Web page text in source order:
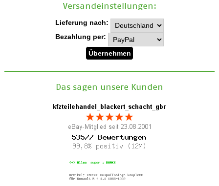
Versand­einstellungen:
Lieferung nach:
Bezahlung per:
Das sagen unsere Kunden